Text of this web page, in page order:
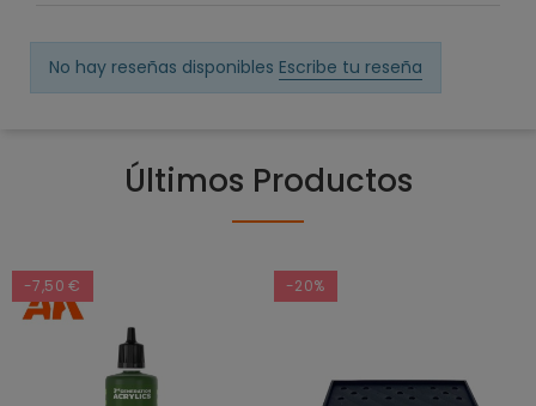
No hay reseñas disponibles Escribe tu reseña
Últimos Productos
-7,50 € -20%